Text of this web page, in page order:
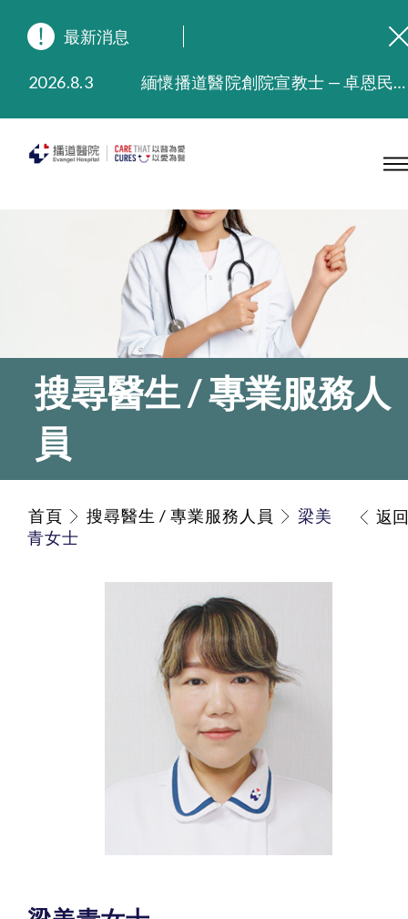
最新消息
2026.8.3
緬懷播道醫院創院宣教士 — 卓恩民醫生香港追思會
2025.9.23
本院在暴雨或颱風警告信號 (包括黑色暴雨及8號或以上熱帶氣旋警告信號) 下，仍會維持有限度服務。如有查詢，可致電2711 5222。
搜尋醫生 / 專業服務人
員
首頁 搜尋醫生 / 專業服務人員
梁美
青女士
返回